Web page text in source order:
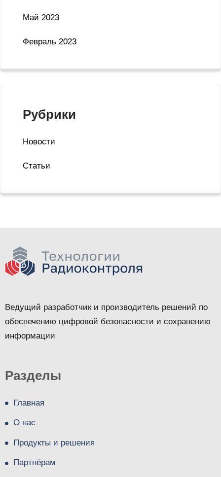
Май 2023
Февраль 2023
Рубрики
Новости
Статьи
Ведущий разработчик и производитель решений по
обеспечению цифровой безопасности и сохранению
информации
Разделы
Главная
О нас
Продукты и решения
Партнёрам